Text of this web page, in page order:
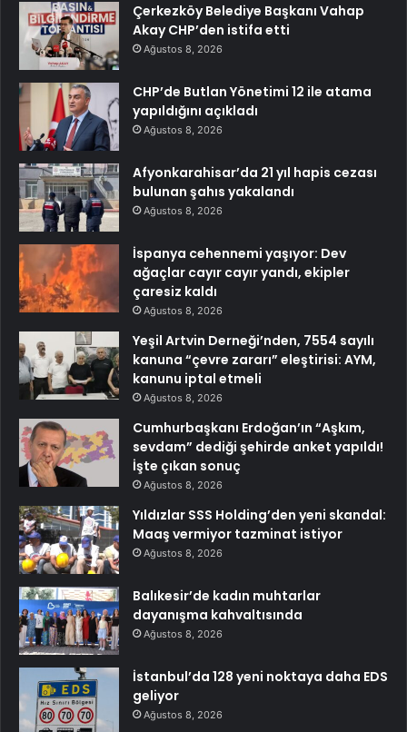
Çerkezköy Belediye Başkanı Vahap
Akay CHP’den istifa etti
Ağustos 8, 2026
CHP’de Butlan Yönetimi 12 ile atama
yapıldığını açıkladı
Ağustos 8, 2026
Afyonkarahisar’da 21 yıl hapis cezası
bulunan şahıs yakalandı
Ağustos 8, 2026
İspanya cehennemi yaşıyor: Dev
ağaçlar cayır cayır yandı, ekipler
çaresiz kaldı
Ağustos 8, 2026
Yeşil Artvin Derneği’nden, 7554 sayılı
kanuna “çevre zararı” eleştirisi: AYM,
kanunu iptal etmeli
Ağustos 8, 2026
Cumhurbaşkanı Erdoğan’ın “Aşkım,
sevdam” dediği şehirde anket yapıldı!
İşte çıkan sonuç
Ağustos 8, 2026
Yıldızlar SSS Holding’den yeni skandal:
Maaş vermiyor tazminat istiyor
Ağustos 8, 2026
Balıkesir’de kadın muhtarlar
dayanışma kahvaltısında
Ağustos 8, 2026
İstanbul’da 128 yeni noktaya daha EDS
geliyor
Ağustos 8, 2026